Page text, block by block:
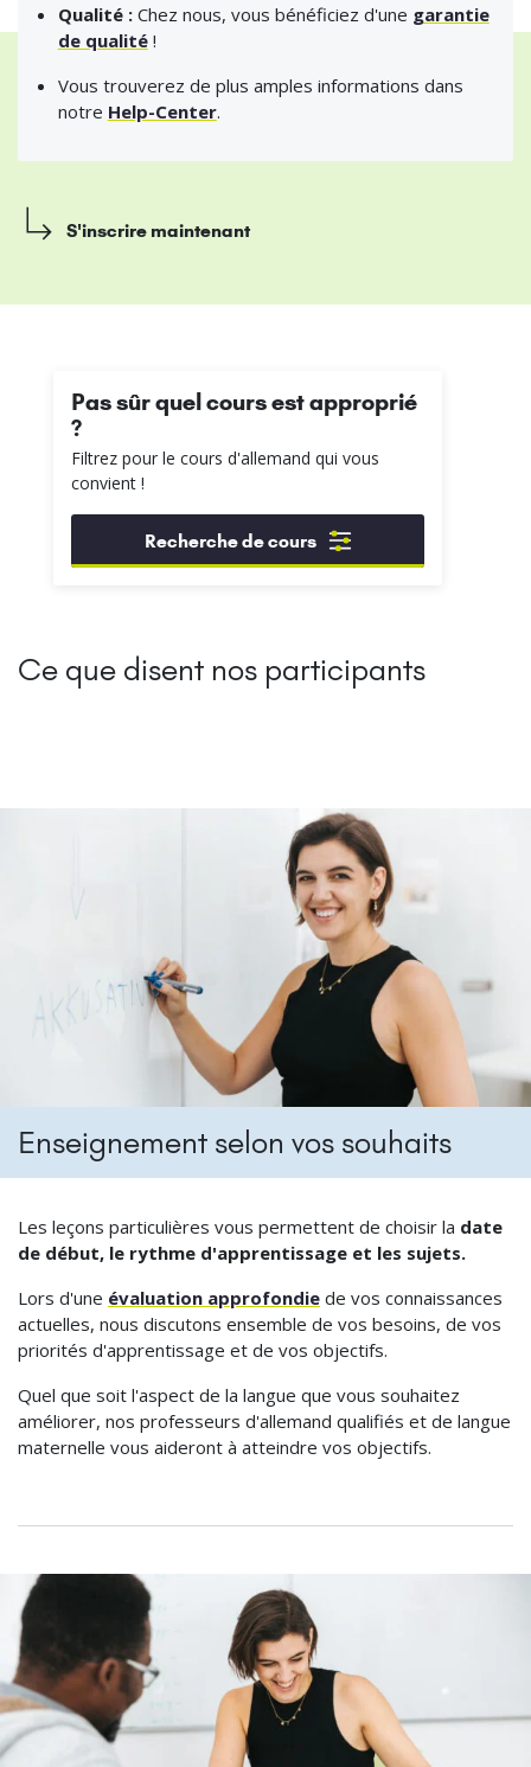
Qualité : Chez nous, vous bénéficiez d'une garantie
de qualité!
Vous trouverez de plus amples informations dans
notre Help-Center.
S'inscrire maintenant
Pas sûr quel cours est approprié
?
Filtrez pour le cours d'allemand qui vous
convient !
Recherche de cours
Ce que disent nos participants
Enseignement selon vos souhaits
Les leçons particulières vous permettent de choisir la date
de début, le rythme d'apprentissage et les sujets.
Lors d'une évaluation approfondie de vos connaissances
actuelles, nous discutons ensemble de vos besoins, de vos
priorités d'apprentissage et de vos objectifs.
Quel que soit l'aspect de la langue que vous souhaitez
améliorer, nos professeurs d'allemand qualifiés et de langue
maternelle vous aideront à atteindre vos objectifs.